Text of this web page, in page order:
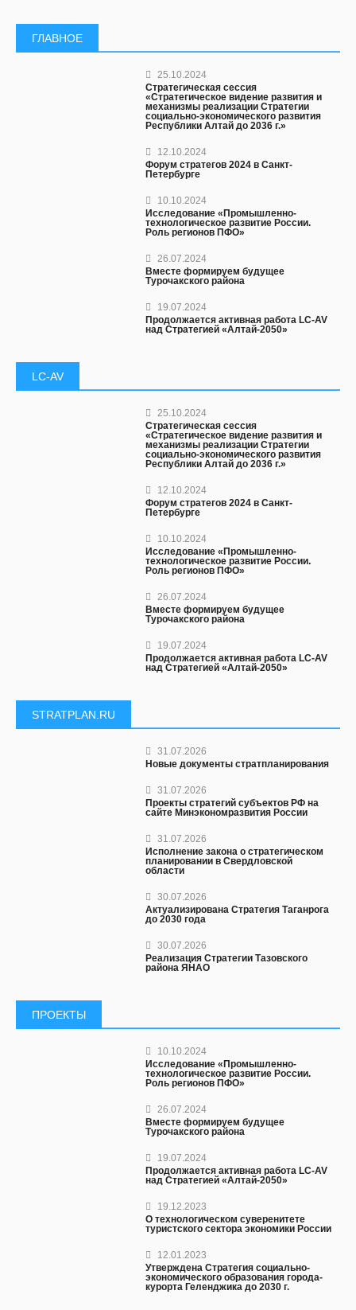
ГЛАВНОЕ
25.10.2024
Стратегическая сессия
«Стратегическое видение развития и
механизмы реализации Стратегии
социально-экономического развития
Республики Алтай до 2036 г.»
12.10.2024
Форум стратегов 2024 в Санкт-
Петербурге
10.10.2024
Исследование «Промышленно-
технологическое развитие России.
Роль регионов ПФО»
26.07.2024
Вместе формируем будущее
Турочакского района
19.07.2024
Продолжается активная работа LC-AV
над Стратегией «Алтай-2050»
LC-AV
25.10.2024
Стратегическая сессия
«Стратегическое видение развития и
механизмы реализации Стратегии
социально-экономического развития
Республики Алтай до 2036 г.»
12.10.2024
Форум стратегов 2024 в Санкт-
Петербурге
10.10.2024
Исследование «Промышленно-
технологическое развитие России.
Роль регионов ПФО»
26.07.2024
Вместе формируем будущее
Турочакского района
19.07.2024
Продолжается активная работа LC-AV
над Стратегией «Алтай-2050»
STRATPLAN.RU
31.07.2026
Новые документы стратпланирования
31.07.2026
Проекты стратегий субъектов РФ на
сайте Минэкономразвития России
31.07.2026
Исполнение закона о стратегическом
планировании в Свердловской
области
30.07.2026
Актуализирована Стратегия Таганрога
до 2030 года
30.07.2026
Реализация Стратегии Тазовского
района ЯНАО
ПРОЕКТЫ
10.10.2024
Исследование «Промышленно-
технологическое развитие России.
Роль регионов ПФО»
26.07.2024
Вместе формируем будущее
Турочакского района
19.07.2024
Продолжается активная работа LC-AV
над Стратегией «Алтай-2050»
19.12.2023
О технологическом суверенитете
туристского сектора экономики России
12.01.2023
Утверждена Стратегия социально-
экономического образования города-
курорта Геленджика до 2030 г.